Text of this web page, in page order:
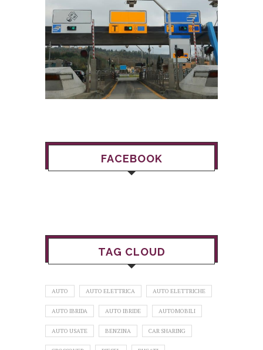
FACEBOOK
TAG CLOUD
AUTO AUTO ELETTRICA AUTO ELETTRICHE
AUTO IBRIDA AUTO IBRIDE AUTOMOBILI
AUTO USATE BENZINA CAR SHARING